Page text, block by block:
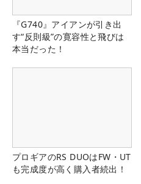
『G740』アイアンが引き出
す“反則級”の寛容性と飛びは
本当だった！
プロギアのRS DUOはFW・UT
も完成度が高く購入者続出！